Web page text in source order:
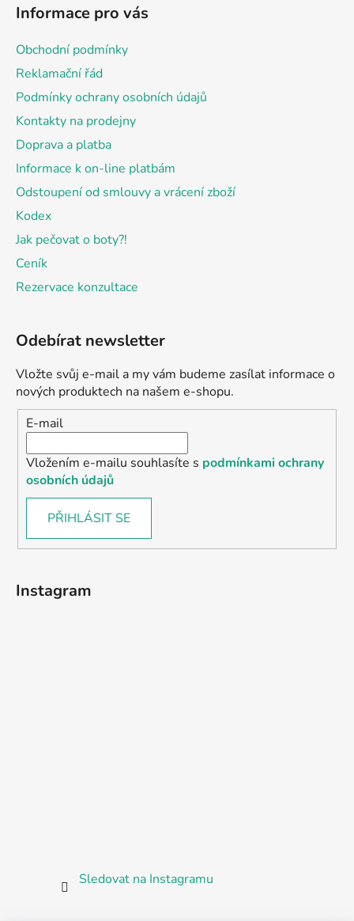
Informace pro vás
Obchodní podmínky
Reklamační řád
Podmínky ochrany osobních údajů
Kontakty na prodejny
Doprava a platba
Informace k on-line platbám
Odstoupení od smlouvy a vrácení zboží
Kodex
Jak pečovat o boty?!
Ceník
Rezervace konzultace
Odebírat newsletter
Vložte svůj e-mail a my vám budeme zasílat informace o
nových produktech na našem e-shopu.
E-mail
Vložením e-mailu souhlasíte s podmínkami ochrany
osobních údajů
PŘIHLÁSIT SE
Instagram
Sledovat na Instagramu